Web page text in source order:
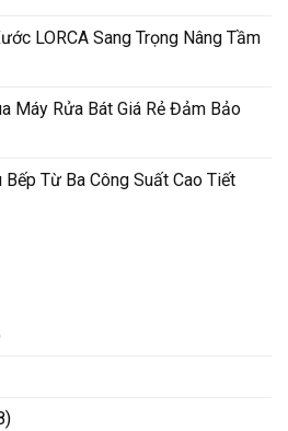
LORCA Sang Trọng Nâng Tầm
Máy Rửa Bát Giá Rẻ Đảm Bảo
Từ Ba Công Suất Cao Tiết